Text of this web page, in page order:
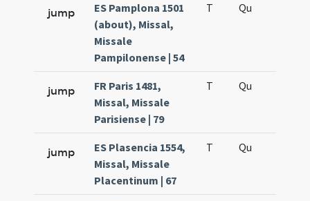
jump
ES Pamplona 1501
(about), Missal,
Missale
Pampilonense | 54
T Qu
jump
FR Paris 1481,
Missal, Missale
Parisiense | 79
T Qu
jump
ES Plasencia 1554,
Missal, Missale
Placentinum | 67
T Qu